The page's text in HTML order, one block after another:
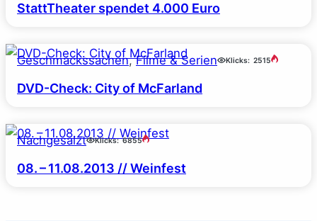
StattTheater spendet 4.000 Euro
Geschmackssachen, Filme & Serien Klicks: 2515
DVD-Check: City of McFarland
Nachgesalzt Klicks: 6855
08. – 11.08.2013 // Weinfest